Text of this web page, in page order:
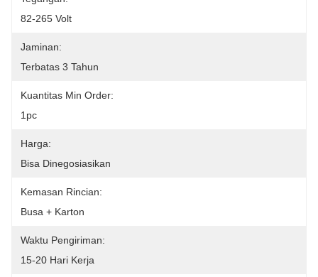
82-265 Volt
Jaminan:
Terbatas 3 Tahun
Kuantitas Min Order:
1pc
Harga:
Bisa Dinegosiasikan
Kemasan Rincian:
Busa + Karton
Waktu Pengiriman:
15-20 Hari Kerja